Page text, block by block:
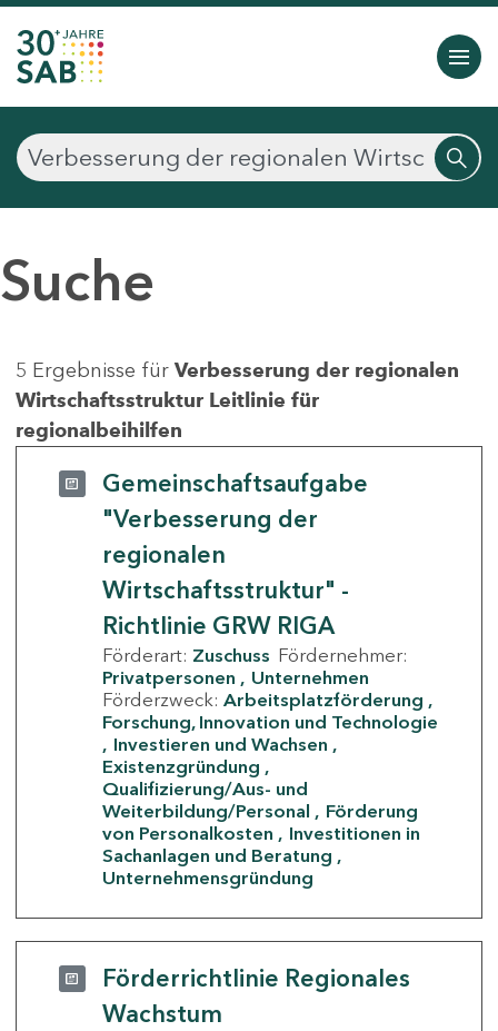
Suche
5 Ergebnisse für Verbesserung der regionalen
Wirtschaftsstruktur Leitlinie für
regionalbeihilfen
Gemeinschaftsaufgabe
"Verbesserung der
regionalen
Wirtschaftsstruktur" -
Richtlinie GRW RIGA
Förderart: Zuschuss Fördernehmer:
Privatpersonen
Unternehmen
Förderzweck: Arbeitsplatzförderung
Forschung, Innovation und Technologie
Investieren und Wachsen
Existenzgründung
Qualifizierung/Aus- und
Weiterbildung/Personal
Förderung
von Personalkosten
Investitionen in
Sachanlagen und Beratung
Unternehmensgründung
Förderrichtlinie Regionales
Wachstum